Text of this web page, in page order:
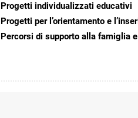
Progetti individualizzati educativi
Progetti per l’orientamento e
Percorsi di supporto alla famiglia